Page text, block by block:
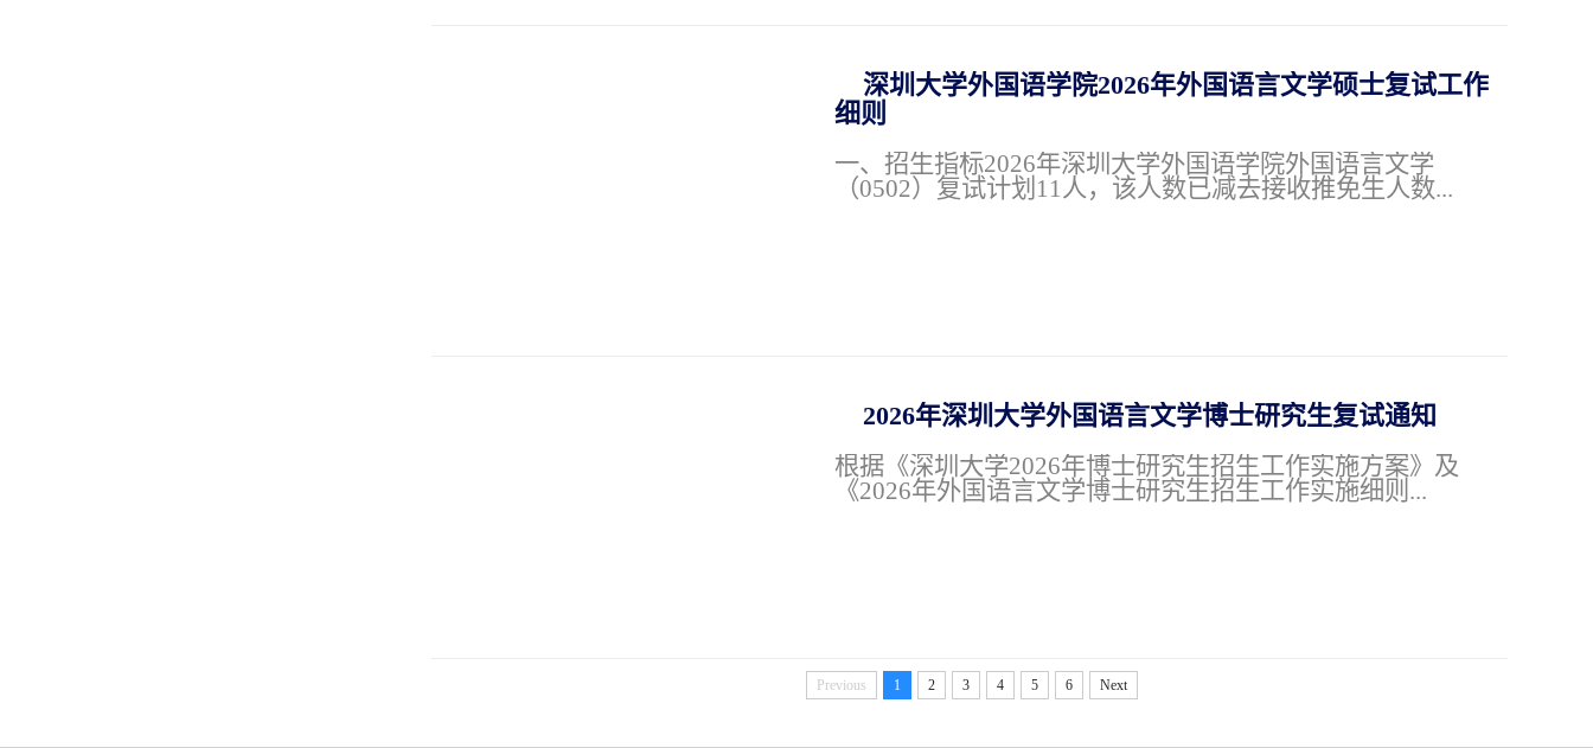
深圳大学外国语学院2026年外国语言文学硕士复试工作
细则
一、招生指标2026年深圳大学外国语学院外国语言文学
（0502）复试计划11人，该人数已减去接收推免生人数...
2026年深圳大学外国语言文学博士研究生复试通知
根据《深圳大学2026年博士研究生招生工作实施方案》及
《2026年外国语言文学博士研究生招生工作实施细则...
Previous 1 2 3 4 5 6 Next